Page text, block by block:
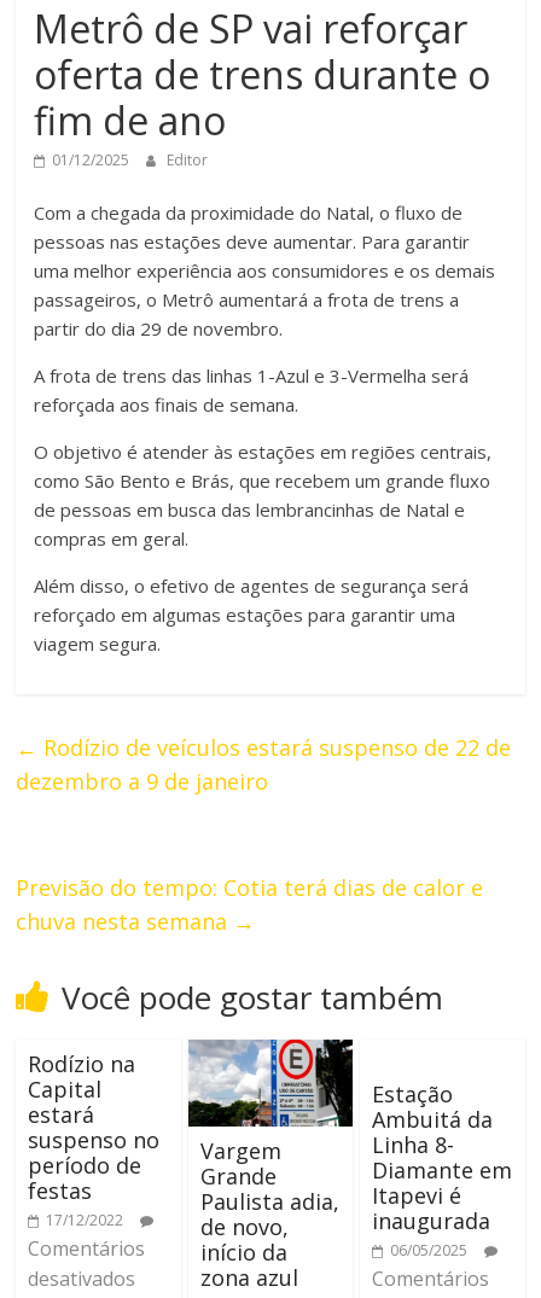
Metrô de SP vai reforçar
oferta de trens durante o
fim de ano
01/12/2025 Editor
Com a chegada da proximidade do Natal, o fluxo de
pessoas nas estações deve aumentar. Para garantir
uma melhor experiência aos consumidores e os demais
passageiros, o Metrô aumentará a frota de trens a
partir do dia 29 de novembro.
A frota de trens das linhas 1-Azul e 3-Vermelha será
reforçada aos finais de semana.
O objetivo é atender às estações em regiões centrais,
como São Bento e Brás, que recebem um grande fluxo
de pessoas em busca das lembrancinhas de Natal e
compras em geral.
Além disso, o efetivo de agentes de segurança será
reforçado em algumas estações para garantir uma
viagem segura.
← Rodízio de veículos estará suspenso de 22 de
dezembro a 9 de janeiro
Previsão do tempo: Cotia terá dias de calor e
chuva nesta semana →
Você pode gostar também
Rodízio na
Capital
estará
suspenso no
período de
festas
17/12/2022
Comentários
desativados
Vargem
Grande
Paulista adia,
de novo,
início da
zona azul
Estação
Ambuitá da
Linha 8-
Diamante em
Itapevi é
inaugurada
06/05/2025
Comentários